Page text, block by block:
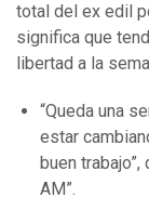
total del ex edil
significa que
libertad a la
“Queda una
estar
buen trabajo”,
AM”.